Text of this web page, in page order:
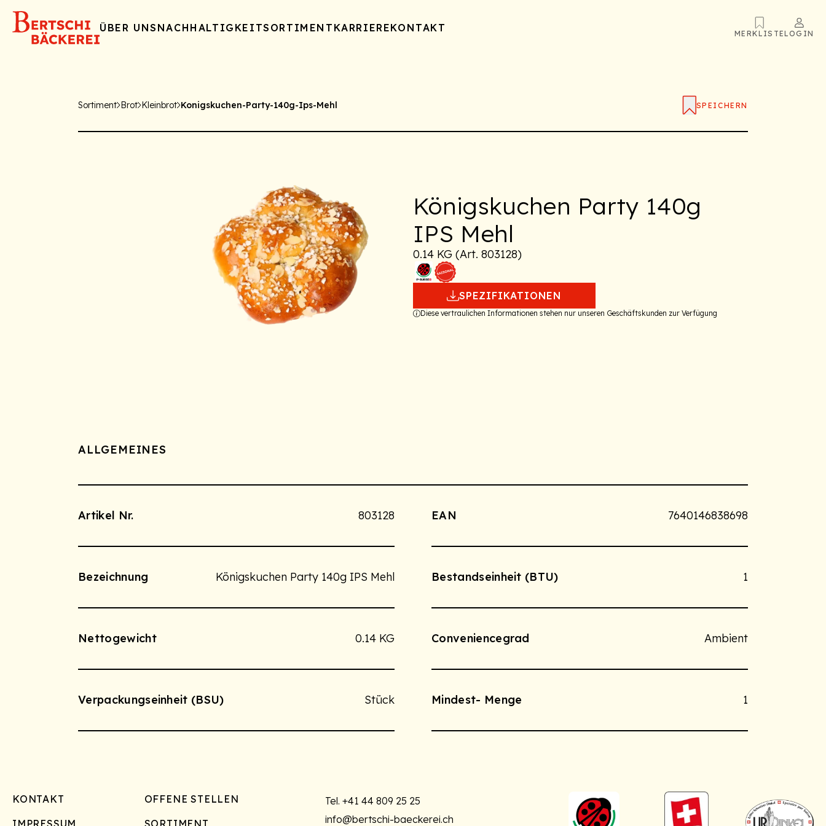
ÜBER UNS NACHHALTIGKEITSORTIMENT KARRIEREKONTAKT MERKLISTELOGIN
Sortiment Brot Kleinbrot Konigskuchen-Party-140g-Ips-Mehl SPEICHERN
Königskuchen Party 140g
IPS Mehl
0.14 KG (Art. 803128)
SPEZIFIKATIONEN
Diese vertraulichen Informationen stehen nur unseren Geschäftskunden zur Verfügung
ALLGEMEINES
Artikel Nr. 803128 EAN 7640146838698
Bezeichnung Königskuchen Party 140g IPS Mehl Bestandseinheit (BTU) 1
Nettogewicht 0.14 KG Conveniencegrad Ambient
Verpackungseinheit (BSU) Stück Mindest- Menge 1
Footer
KONTAKT
OFFENE STELLEN
IMPRESSUM
SORTIMENT
Tel.+41 44 809 25 25
info@bertschi-baeckerei.ch